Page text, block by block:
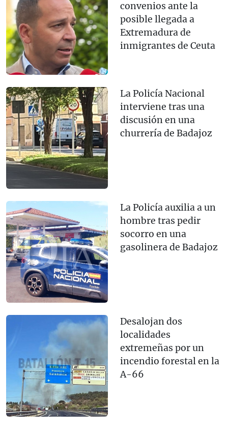
convenios ante la
posible llegada a
Extremadura de
inmigrantes de Ceuta
La Policía Nacional
interviene tras una
discusión en una
churrería de Badajoz
La Policía auxilia a un
hombre tras pedir
socorro en una
gasolinera de Badajoz
Desalojan dos
localidades
extremeñas por un
incendio forestal en la
A-66